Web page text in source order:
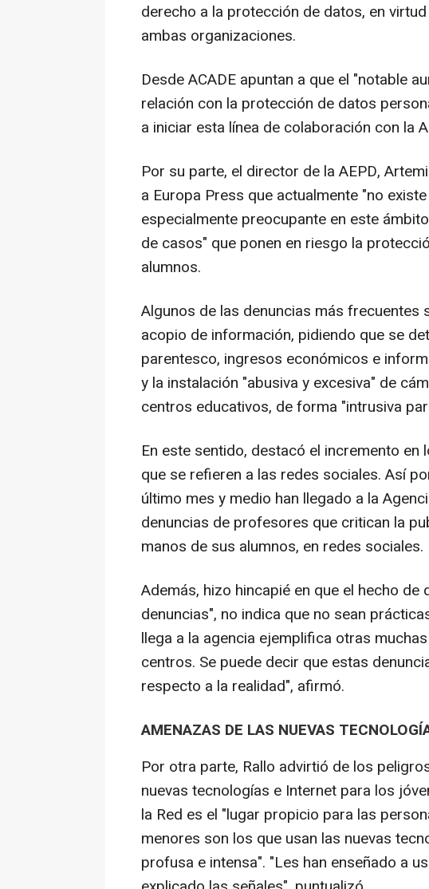
derecho a la protección de datos, en
ambas organizaciones.
Desde ACADE apuntan a que el "notable
relación con la protección de datos
a iniciar esta línea de colaboración con la
Por su parte, el director de la AEPD,
a Europa Press que actualmente "no
especialmente preocupante en este
de casos" que ponen en riesgo la
alumnos.
Algunos de las denuncias más frecuentes
acopio de información, pidiendo que se
parentesco, ingresos económicos e
y la instalación "abusiva y excesiva" de
centros educativos, de forma "intrusiva
En este sentido, destacó el incremento
que se refieren a las redes sociales. Así
último mes y medio han llegado a la
denuncias de profesores que critican la
manos de sus alumnos, en redes sociales.
Además, hizo hincapié en que el hecho de
denuncias", no indica que no sean
llega a la agencia ejemplifica otras
centros. Se puede decir que estas
respecto a la realidad", afirmó.
AMENAZAS DE LAS NUEVAS
Por otra parte, Rallo advirtió de los
nuevas tecnologías e Internet para los
la Red es el "lugar propicio para las
menores son los que usan las nuevas
profusa e intensa". "Les han enseñado a